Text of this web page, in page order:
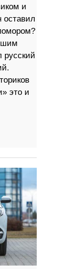
и
оставил
это и